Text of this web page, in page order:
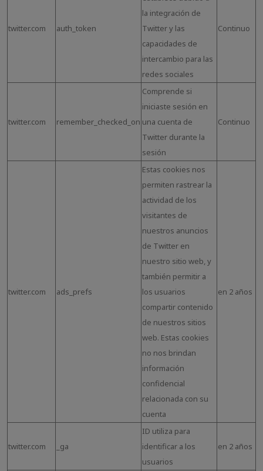
twitter.com auth_token
la integración de
Twitter y las
capacidades de
intercambio para las
redes sociales
Continuo
twitter.com remember_checked_on
Comprende si
iniciaste sesión en
una cuenta de
Twitter durante la
sesión
Continuo
twitter.com ads_prefs
Estas cookies nos
permiten rastrear la
actividad de los
visitantes de
nuestros anuncios
de Twitter en
nuestro sitio web, y
también permitir a
los usuarios
compartir contenido
de nuestros sitios
web. Estas cookies
no nos brindan
información
confidencial
relacionada con su
cuenta
en 2 años
twitter.com _ga
ID utiliza para
identificar a los
usuarios
en 2 años